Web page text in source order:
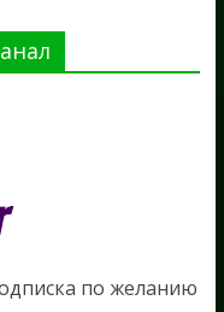
по желанию